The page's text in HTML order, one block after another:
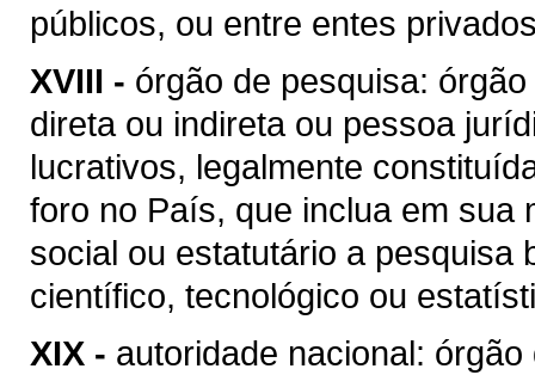
públicos, ou entre entes
XVIII - órgão de pesquisa:
direta ou indireta ou pessoa
lucrativos, legalmente
foro no País, que inclua em sua
social ou estatutário a pesquisa
científico, tecnológico ou
XIX - autoridade nacional: